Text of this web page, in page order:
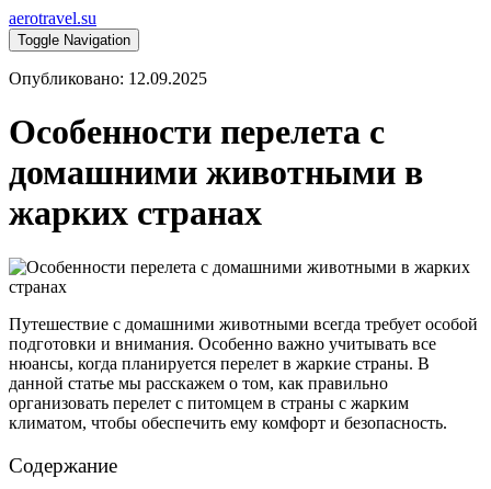
aerotravel.su
Toggle Navigation
Опубликовано: 12.09.2025
Особенности перелета с
домашними животными в
жарких странах
Путешествие с домашними животными всегда требует особой
подготовки и внимания. Особенно важно учитывать все
нюансы, когда планируется перелет в жаркие страны. В
данной статье мы расскажем о том, как правильно
организовать перелет с питомцем в страны с жарким
климатом, чтобы обеспечить ему комфорт и безопасность.
Содержание